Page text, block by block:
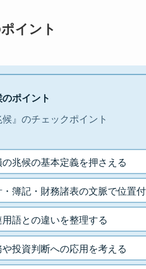
イント
ポイント
候』のチェックポイント
の兆候の基本定義を押さえる
・簿記・財務諸表の文脈で位置
用語との違いを整理する
や投資判断への応用を考える